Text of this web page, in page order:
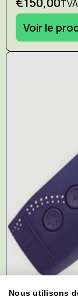
Voir le
Nous utilisons